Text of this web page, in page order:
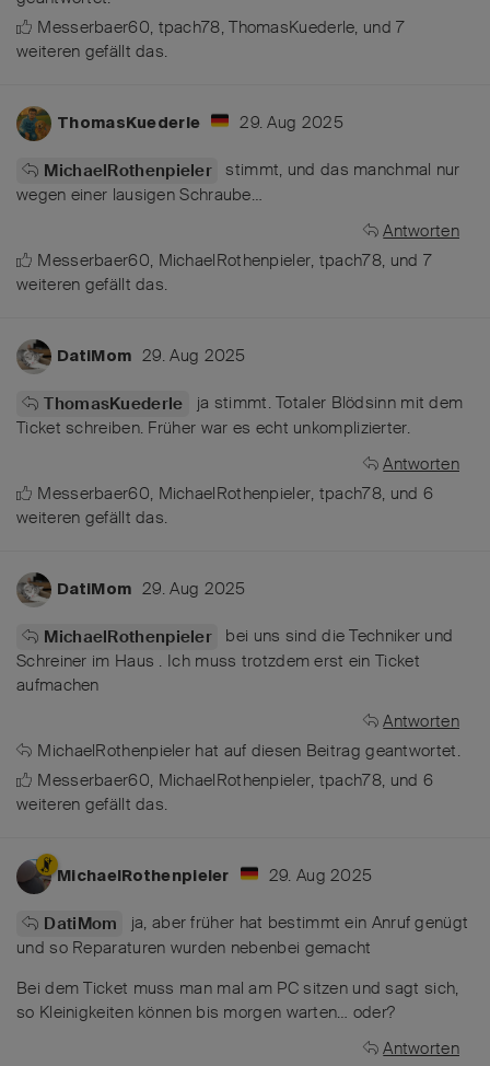
Messerbaer60, tpach78,ThomasKuederle, und7
weiteren gefällt das.
ThomasKuederle 29. Aug 2025
MichaelRothenpieler
stimmt, und das manchmal nur
wegen einer lausigen Schraube…
Antworten
Messerbaer60, MichaelRothenpieler, tpach78, und 7
weiteren gefällt das.
DatiMom 29. Aug 2025
ThomasKuederle
ja stimmt. Totaler Blödsinn mit dem
Ticket schreiben. Früher war es echt unkomplizierter.
Antworten
Messerbaer60, MichaelRothenpieler, tpach78, und 6
weiteren gefällt das.
DatiMom 29. Aug 2025
MichaelRothenpieler
bei uns sind die Techniker und
Schreiner im Haus . Ich muss trotzdem erst ein Ticket
aufmachen
Antworten
MichaelRothenpieler hat auf diesen Beitrag geantwortet.
Messerbaer60, MichaelRothenpieler, tpach78, und 6
weiteren gefällt das.
MichaelRothenpieler 29. Aug 2025
DatiMom
ja, aber früher hat bestimmt ein Anruf genügt
und so Reparaturen wurden nebenbei gemacht
Bei dem Ticket muss man mal am PC sitzen und sagt sich,
so Kleinigkeiten können bis morgen warten… oder?
Antworten